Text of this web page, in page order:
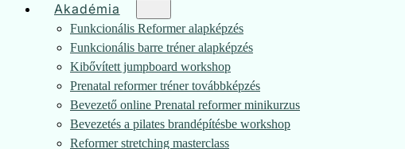
Akadémia
Funkcionális Reformer alapképzés
Funkcionális barre tréner alapképzés
Kibővített jumpboard workshop
Prenatal reformer tréner továbbképzés
Bevezető online Prenatal reformer minikurzus
Bevezetés a pilates brandépítésbe workshop
Reformer stretching masterclass